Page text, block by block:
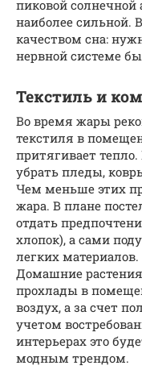
пиковой солнечной
наиболее сильной.
качеством сна:
нервной системе
Текстиль и
Во время жары
текстиля в
притягивает
убрать пледы,
Чем меньше этих
жара. В плане
отдать
хлопок), а сами
легких материалов.
Домашние
прохлады в
воздух, а за счет
учетом
интерьерах это
модным трендом.